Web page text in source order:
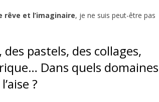
rêve et l’imaginaire, je ne suis peut-être pas
pastels, des collages,
Dans quels domaines
?